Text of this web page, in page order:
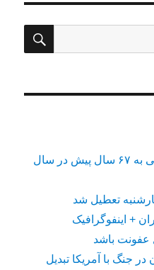
میدان بهارستان تهران: نگاهی به ۶۷ سال پیش در سال
تعطیل شد
عفونت باشد
جنگ با آمریکا تبدیل